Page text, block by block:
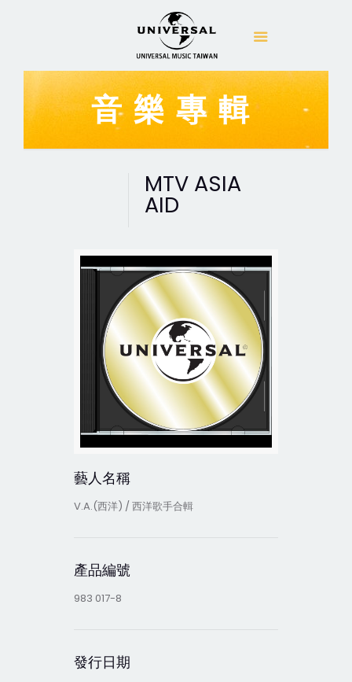
音樂專輯
MTV ASIA
AID
藝人名稱
V.A.(西洋) / 西洋歌手合輯
產品編號
983 017-8
發行日期